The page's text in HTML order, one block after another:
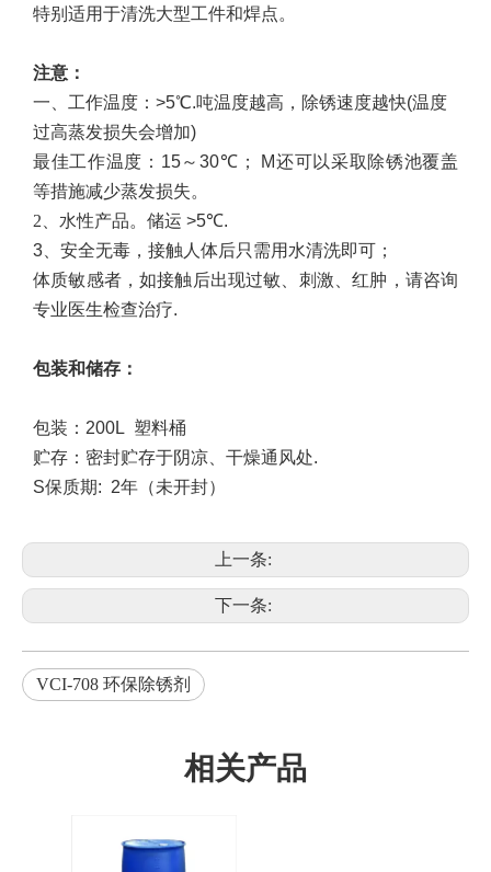
特别适用于清洗大型工件和焊点。
注意 ：
一、 工作温度：>5℃.吨温度越高，除锈速度越快(温度
过高蒸发损失会增加)
最佳工作温度：15～30℃； M还可以采取除锈池覆盖
等措施减少蒸发损失。
2、 水性产品。储运 >5℃.
3、 安全无毒，接触人体后只需用水清洗即可；
体质敏感者，如接触后出现过敏、刺​​激、红肿，请咨询
专业医生检查治疗.
包装和储存 ：
包装：200L 塑料桶
贮存：密封贮存于阴凉、干燥通风处.
S保质期: 2年 （未开封）
上一条:
下一条:
VCI-708 环保除锈剂
相关产品